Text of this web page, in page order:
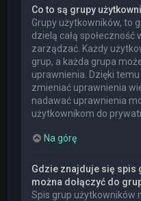
Co to są grupy
Grupy użytkowników, to
dzielą całą społeczność
zarządzać. Każdy
grup, a każda grupa
uprawnienia. Dzięki
zmieniać uprawnienia
nadawać uprawnienia
użytkownikom do
Na górę
Gdzie znajduje się spis
można dołączyć do
Spis grup użytkowników